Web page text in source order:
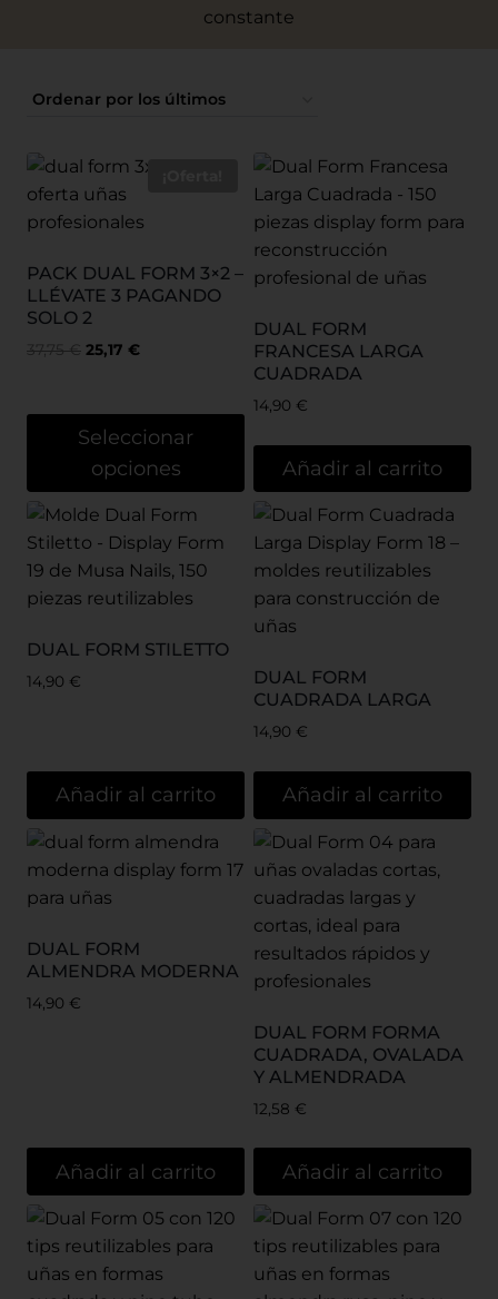
constante
PACK DUAL FORM 3×2 –
LLÉVATE 3 PAGANDO
SOLO 2
37,75€ 25,17 €
Seleccionar
opciones
DUAL FORM
FRANCESA LARGA
CUADRADA
14,90 €
Añadir al carrito
DUAL FORM STILETTO
14,90 €
Añadir al carrito
DUAL FORM
CUADRADA LARGA
14,90 €
Añadir al carrito
DUAL FORM
ALMENDRA MODERNA
14,90 €
Añadir al carrito
DUAL FORM FORMA
CUADRADA, OVALADA
Y ALMENDRADA
12,58 €
Añadir al carrito